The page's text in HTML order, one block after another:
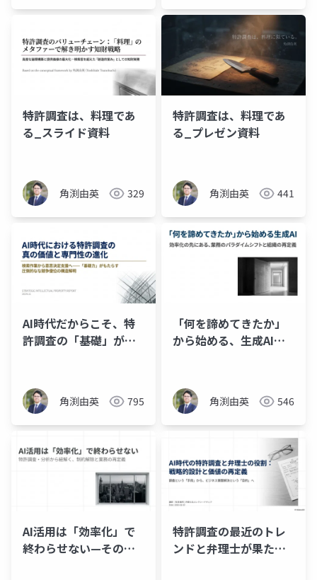
特許調査は、料理であ
る_スライド資料
角渕由英 329
特許調査は、料理であ
る_プレゼン資料
角渕由英 441
AI時代だからこそ、特
許調査の「基礎」が価
角渕由英 795
「何を諦めてきたか」
から始める、生成AIの
角渕由英 546
AI活用は「効率化」で
終わらせない—その先
特許調査の最近のトレ
ンドと弁理士が果たす